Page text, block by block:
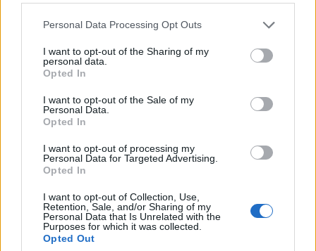
Personal Data Processing Opt Outs
I want to opt-out of the Sharing of my
personal data.
Opted In
I want to opt-out of the Sale of my
Personal Data.
Opted In
I want to opt-out of processing my
Personal Data for Targeted Advertising.
Opted In
I want to opt-out of Collection, Use,
Retention, Sale, and/or Sharing of my
Personal Data that Is Unrelated with the
Purposes for which it was collected.
Opted Out
ad isolarsi, ad evitare di uscire di casa e
persino a non voler andare più a scuola.
Però le soluzioni non mancano. Prima di
tutto, bisogna mangiare bene e non
eccedere con le sigarette. Secondo, occorre
dormire per il giusto tempo. E poi “al giorno
d’oggi – spiega il presidente dell’Ihrf Fabio
Rinaldi – ci sono molti rimedi terapeutici
utili, come per esempio i fattori di crescita
naturali o di biotecnologia, che possono